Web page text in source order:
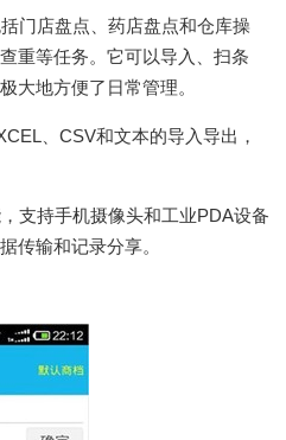
门店盘点、药店盘点和仓库操
重等任务。它可以导入、扫条
大地方便了日常管理。
、CSV和文本的导入导出，
支持手机摄像头和工业PDA设备
传输和记录分享。